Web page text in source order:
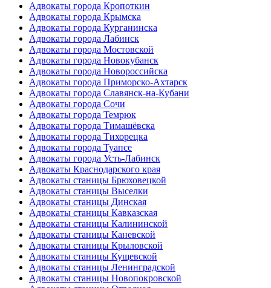
Адвокаты города Кропоткин
Адвокаты города Крымска
Адвокаты города Курганинска
Адвокаты города Лабинск
Адвокаты города Мостовской
Адвокаты города Новокубанск
Адвокаты города Новороссийска
Адвокаты города Приморско-Ахтарск
Адвокаты города Славянск-на-Кубани
Адвокаты города Сочи
Адвокаты города Темрюк
Адвокаты города Тимашёвска
Адвокаты города Тихорецка
Адвокаты города Туапсе
Адвокаты города Усть-Лабинск
Адвокаты Краснодарского края
Адвокаты станицы Брюховецкой
Адвокаты станицы Выселки
Адвокаты станицы Динская
Адвокаты станицы Кавказская
Адвокаты станицы Калининской
Адвокаты станицы Каневской
Адвокаты станицы Крыловской
Адвокаты станицы Кущевской
Адвокаты станицы Ленинградской
Адвокаты станицы Новопокровской